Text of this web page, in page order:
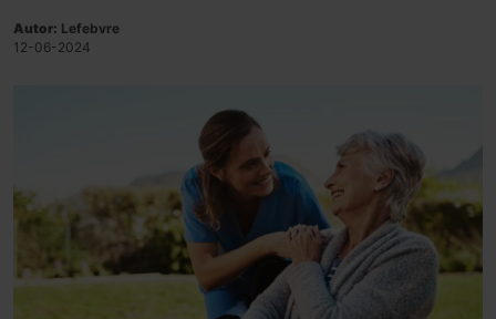
Autor: Lefebvre
12-06-2024